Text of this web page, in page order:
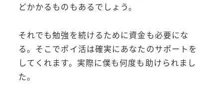
どかかるものもあるでしょう。
それでも勉強を続けるために資金も必要にな
る。そこでポイ活は確実にあなたのサポートを
してくれます。実際に僕も何度も助けられまし
た。